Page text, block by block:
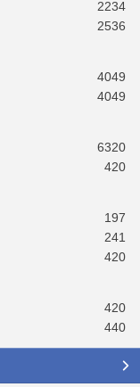
2234
2536
4049
4049
6320
420
197
241
420
420
440